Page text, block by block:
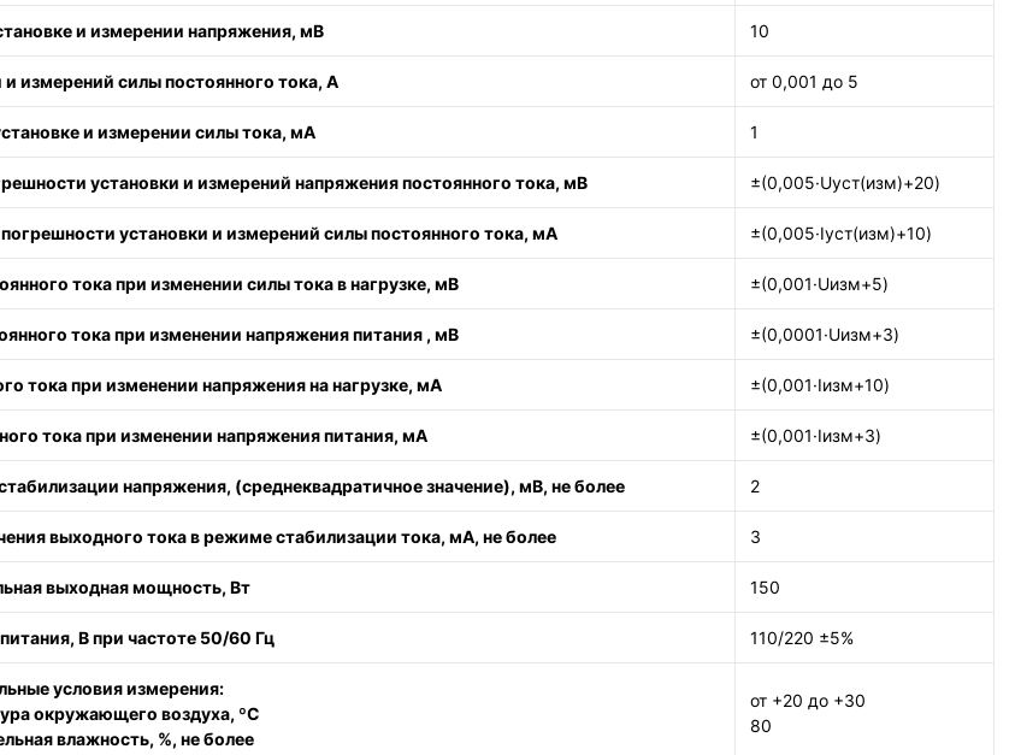
и измерении напряжения, мВ 10
и измерений силы постоянного тока, А от 0,001 до 5
и измерении силы тока, мА 1
установки и измерений напряжения постоянного тока, мВ ±(0,005·Uуст(изм)+20)
установки и измерений силы постоянного тока, мА ±(0,005·Iуст(изм)+10)
тока при изменении силы тока в нагрузке, мВ ±(0,001·Uизм+5)
тока при изменении напряжения питания , мВ ±(0,0001·Uизм+3)
тока при изменении напряжения на нагрузке, мА ±(0,001·Iизм+10)
тока при изменении напряжения питания, мА ±(0,001·Iизм+3)
напряжения, (среднеквадратичное значение), мВ, не более 2
выходного тока в режиме стабилизации тока, мА, не более 3
выходная мощность, Вт 150
В при частоте 50/60 Гц 110/220 ±5%
условия измерения:
окружающего воздуха, ºC
влажность, %, не более
от +20 до +30
80